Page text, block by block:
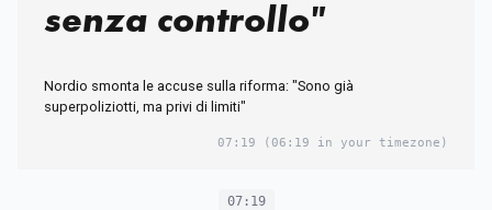
senza controllo"
Nordio smonta le accuse sulla riforma: "Sono già
superpoliziotti, ma privi di limiti"
07:19 (06:19 in your timezone)
07:19